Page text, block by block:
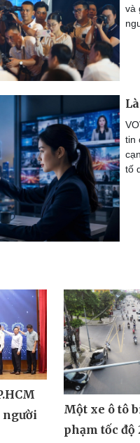
và
tin
tố
người
Một xe ô tô
phạm tốc